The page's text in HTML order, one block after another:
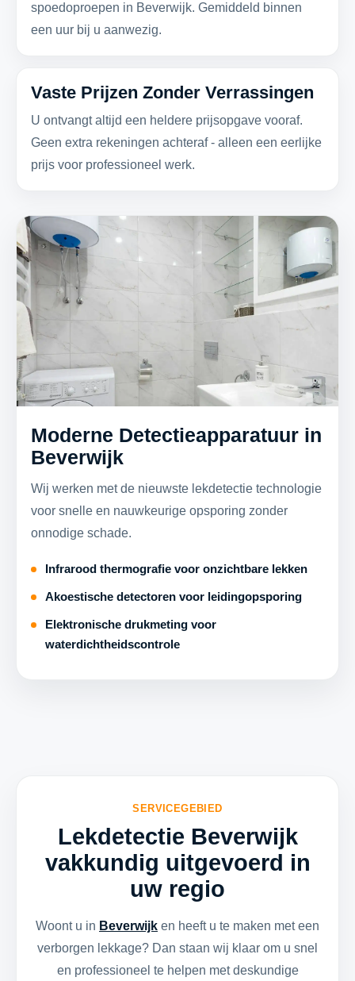
spoedoproepen in Beverwijk. Gemiddeld binnen
een uur bij u aanwezig.
Vaste Prijzen Zonder Verrassingen
U ontvangt altijd een heldere prijsopgave vooraf.
Geen extra rekeningen achteraf - alleen een eerlijke
prijs voor professioneel werk.
Moderne Detectieapparatuur in
Beverwijk
Wij werken met de nieuwste lekdetectie technologie
voor snelle en nauwkeurige opsporing zonder
onnodige schade.
Infrarood thermografie voor onzichtbare lekken
Akoestische detectoren voor leidingopsporing
Elektronische drukmeting voor
waterdichtheidscontrole
SERVICEGEBIED
Lekdetectie Beverwijk
vakkundig uitgevoerd in
uw regio
Woont u in Beverwijk en heeft u te maken met een
verborgen lekkage? Dan staan wij klaar om u snel
en professioneel te helpen met deskundige